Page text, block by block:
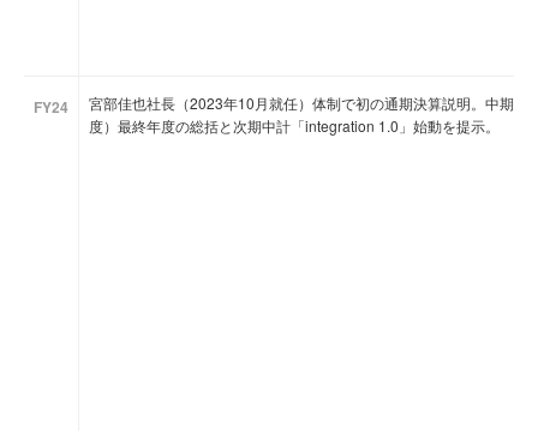
FY24
宮部佳也社長（2023年10月就任）体制で初の通期決算説明。中期
度）最終年度の総括と次期中計「integration 1.0」始動を提示。